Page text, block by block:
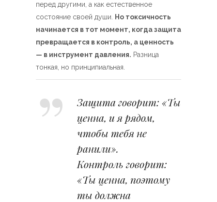
перед другими, а как естественное
состояние своей души.
Но токсичность
начинается в тот момент, когда защита
превращается в контроль, а ценность
— в инструмент давления. Разница
тонкая, но принципиальная.
Защита говорит: «Ты
ценна, и я рядом,
чтобы тебя не
ранили».
Контроль говорит:
«Ты ценна, поэтому
ты должна